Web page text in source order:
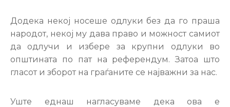
Додека некој носеше одлуки без да го праша
народот, некој му дава право и можност самиот
да одлучи и избере за крупни одлуки во
општината по пат на референдум. Затоа што
гласот и зборот на граѓаните се најважни за нас.
Уште еднаш нагласуваме дека ова е